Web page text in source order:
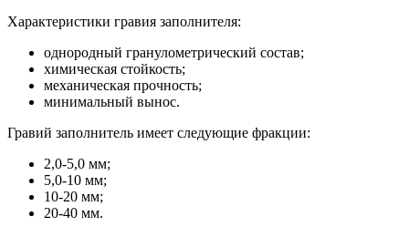
Характеристики гравия заполнителя:
однородный гранулометрический состав;
химическая стойкость;
механическая прочность;
минимальный вынос.
Гравий заполнитель имеет следующие фракции:
2,0-5,0 мм;
5,0-10 мм;
10-20 мм;
20-40 мм.